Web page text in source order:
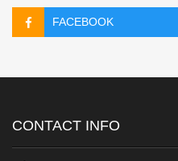
FACEBOOK
CONTACT INFO